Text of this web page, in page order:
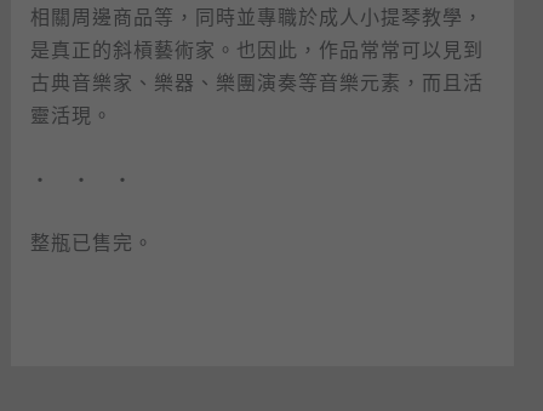
相關周邊商品等，同時並專職於成人小提琴教學，
是真正的斜槓藝術家。也因此，作品常常可以見到
古典音樂家、樂器、樂團演奏等音樂元素，而且活
靈活現。
・ ・ ・
整瓶已售完。